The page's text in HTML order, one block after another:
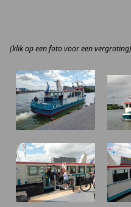
(klik op een foto voor een vergroting)